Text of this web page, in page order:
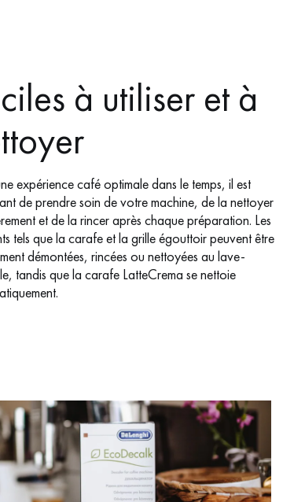
à utiliser et à
expérience café optimale dans le temps, il est
de prendre soin de votre machine, de la nettoyer
et de la rincer après chaque préparation. Les
tels que la carafe et la grille égouttoir peuvent être
démontées, rincées ou nettoyées au lave-
tandis que la carafe LatteCrema se nettoie